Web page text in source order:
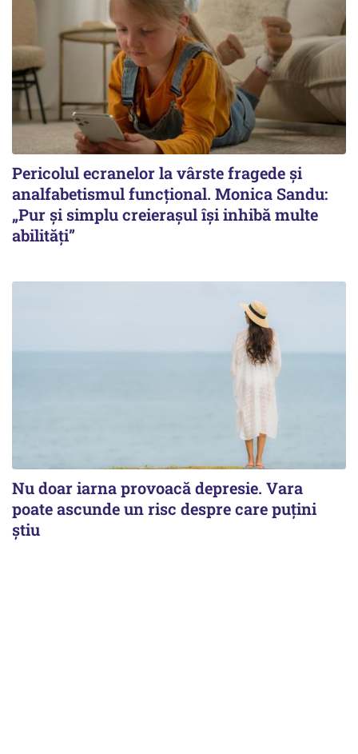
Pericolul ecranelor la vârste fragede și
analfabetismul funcțional. Monica Sandu:
„Pur și simplu creierașul își inhibă multe
abilități”
Nu doar iarna provoacă depresie. Vara
poate ascunde un risc despre care puțini
știu